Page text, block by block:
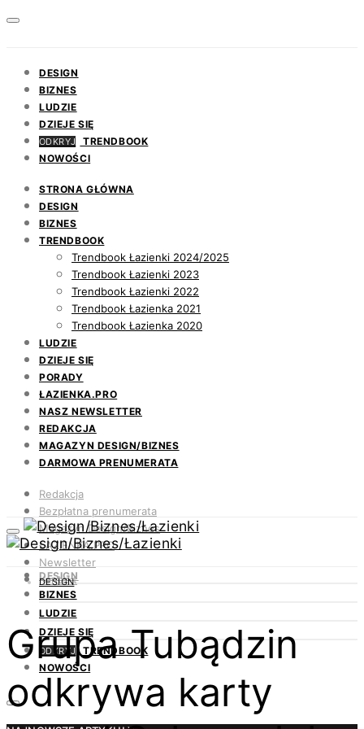
DESIGN
BIZNES
LUDZIE
DZIEJE SIĘ
ODKRYJ
TRENDBOOK
NOWOŚCI
STRONA GŁÓWNA
DESIGN
BIZNES
TRENDBOOK
Trendbook Łazienki 2024/2025
Trendbook Łazienki 2023
Trendbook Łazienki 2022
Trendbook Łazienka 2021
Trendbook Łazienka 2020
LUDZIE
DZIEJE SIĘ
PORADY
ŁAZIENKA.PRO
NASZ NEWSLETTER
REDAKCJA
MAGAZYN DESIGN/BIZNES
DARMOWA PRENUMERATA
Redakcja
Bezpłatna prenumerata
Magazyn Design/Biznes
ŁAZIENKA.PRO
Newsletter
Kontakt
DESIGN
BIZNES
LUDZIE
DZIEJE SIĘ
ODKRYJ TRENDBOOK
NOWOŚCI
DESIGN
Grupa Tubądzin
odkrywa karty